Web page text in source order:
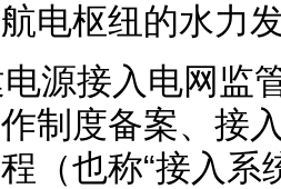
电枢纽的水力
源接入电网监
制度备案、接
（也称“接入系